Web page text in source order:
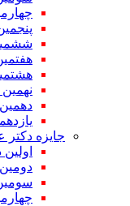
ششمین
نهمین
دهمین
جایزه دکتر
اولین
دومین